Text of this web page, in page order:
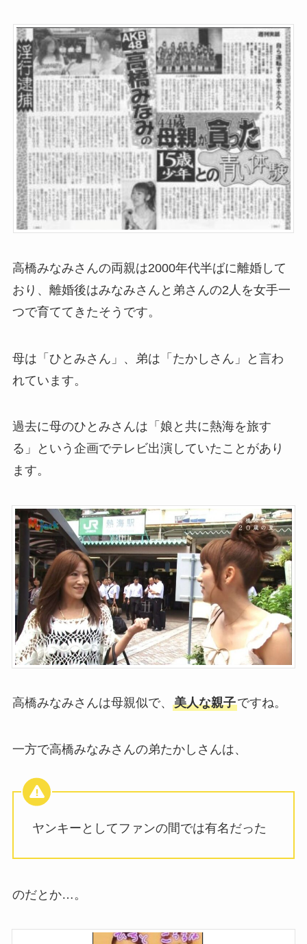
高橋みなみさんの両親は2000年代半ばに離婚して
おり、離婚後はみなみさんと弟さんの2人を女手一
つで育ててきたそうです。
母は「ひとみさん」、弟は「たかしさん」と言わ
れています。
過去に母のひとみさんは「娘と共に熱海を旅す
る」という企画でテレビ出演していたことがあり
ます。
高橋みなみさんは母親似で、 美人な親子ですね。
一方で高橋みなみさんの弟たかしさんは、
ヤンキーとしてファンの間では有名だった
のだとか…。